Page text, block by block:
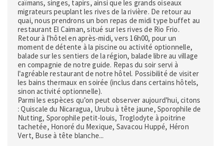
caïmans, singes, tapirs, ainsi que les grands oiseaux
migrateurs peuplant les rives de la rivière. De retour au
quai, nous prendrons un bon repas de midi type buffet au
restaurant El Caiman, situé sur les rives de Rio Frio.
Retour à l'hôtel en après-midi, vers 16h00, pour un
moment de détente à la piscine ou activité optionnelle,
balade sur les sentiers de la région, balade libre au village
en compagnie de notre guide. Repas du soir servi à
l'agréable restaurant de notre hôtel. Possibilité de visiter
les bains thermaux en soirée (inclus dans certains hôtels,
sinon activité optionnelle).
Parmi les espèces qu’on peut observer aujourd'hui, citons
: Quiscale du Nicaragua, Urubu à tête jaune, Sporophile de
Nutting, Sporophile petit-louis, Troglodyte à poitrine
tachetée, Honoré du Mexique, Savacou Huppé, Héron
Vert, Buse à tête blanche...